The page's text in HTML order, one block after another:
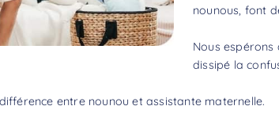
nounous, font
Nous espérons
dissipé la
différence entre nounou et assistante maternelle.